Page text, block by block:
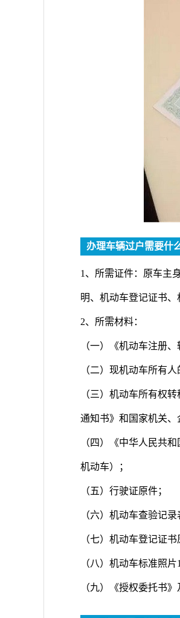
办理车辆过户需要什
1、所需证件：原车主
明、机动车登记证书、
2、所需材料：
（一）《机动车注册
（二）现机动车所有
（三）机动车所有权
通知书》和国家机关、
（四）《中华人民共
机动车）；
（五）行驶证原件；
（六）机动车查验记
（七）机动车登记证书
（八）机动车标准照片
（九）《授权委托书